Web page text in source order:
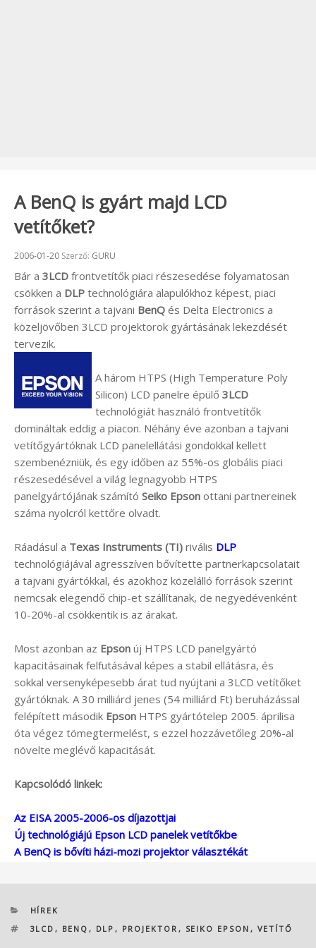
A BenQ is gyárt majd LCD
vetítőket?
Beküldve:
2006-01-20 Szerző: GURU
Bár a 3LCD frontvetítők piaci részesedése folyamatosan
csökken a DLP technológiára alapulókhoz képest, piaci
források szerint a tajvani BenQ és Delta Electronics a
közeljövőben 3LCD projektorok gyártásának lekezdését
tervezik.
A három HTPS (High Temperature Poly
Silicon) LCD panelre épülő 3LCD
technológiát használó frontvetítők
domináltak eddig a piacon. Néhány éve azonban a tajvani
vetítőgyártóknak LCD panelellátási gondokkal kellett
szembenézniük, és egy időben az 55%-os globális piaci
részesedésével a világ legnagyobb HTPS
panelgyártójának számító Seiko Epson ottani partnereinek
száma nyolcról kettőre olvadt.
Ráadásul a Texas Instruments (TI) rivális DLP
technológiájával agresszíven bővítette partnerkapcsolatait
a tajvani gyártókkal, és azokhoz közelálló források szerint
nemcsak elegendő chip-et szállítanak, de negyedévenként
10-20%-al csökkentik is az árakat.
Most azonban az Epson új HTPS LCD panelgyártó
kapacitásainak felfutásával képes a stabil ellátásra, és
sokkal versenyképesebb árat tud nyújtani a 3LCD vetítőket
gyártóknak. A 30 milliárd jenes (54 milliárd Ft) beruházással
felépített második Epson HTPS gyártótelep 2005. áprilisa
óta végez tömegtermelést, s ezzel hozzávetőleg 20%-al
növelte meglévő kapacitását.
Kapcsolódó linkek:
Az EISA 2005-2006-os díjazottjai
Új technológiájú Epson LCD panelek vetítőkbe
A BenQ is bővíti házi-mozi projektor választékát
KATEGÓRIÁK
HÍREK
CÍMKÉK
3LCD , BENQ , DLP , PROJEKTOR , SEIKO EPSON , VETÍTŐ